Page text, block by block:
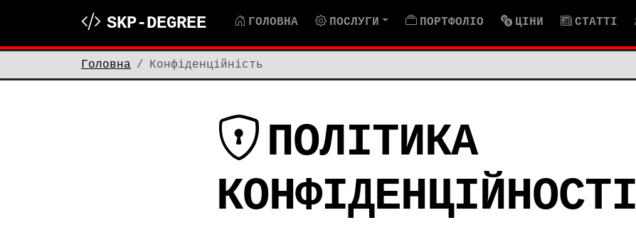
SKP-DEGREE ГОЛОВНА ПОСЛУГИ ПОРТФОЛІО ЦІНИ СТАТТІ
Головна Конфіденційність
ПОЛІТИКА
КОНФІДЕНЦІЙНОСТІ